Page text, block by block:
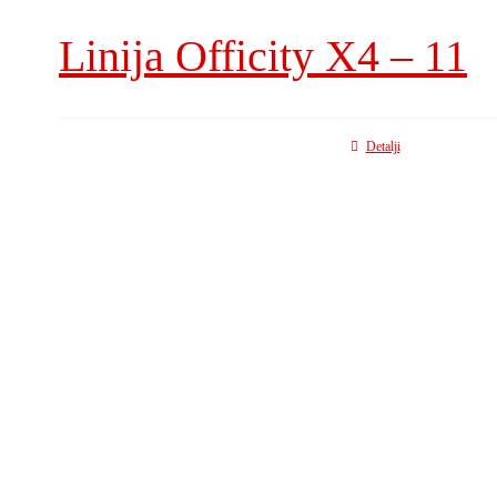
Linija Officity X4 – 11
Detalji